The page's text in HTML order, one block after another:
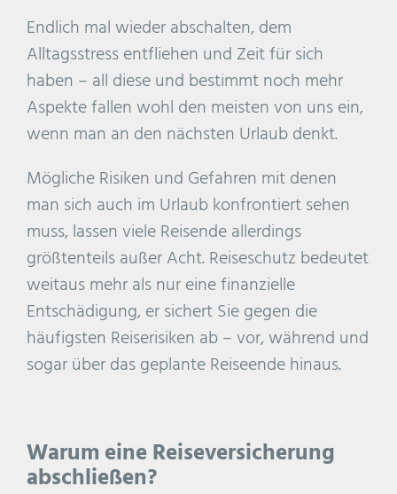
Endlich mal wieder abschalten, dem
Alltagsstress entfliehen und Zeit für sich
haben – all diese und bestimmt noch mehr
Aspekte fallen wohl den meisten von uns ein,
wenn man an den nächsten Urlaub denkt.
Mögliche Risiken und Gefahren mit denen
man sich auch im Urlaub konfrontiert sehen
muss, lassen viele Reisende allerdings
größtenteils außer Acht. Reiseschutz bedeutet
weitaus mehr als nur eine finanzielle
Entschädigung, er sichert Sie gegen die
häufigsten Reiserisiken ab – vor, während und
sogar über das geplante Reiseende hinaus.
Warum eine Reiseversicherung
abschließen?